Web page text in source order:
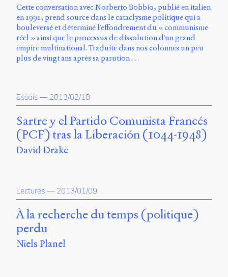
0.1
(2020/03)
Typographies
Jannon
de
Foundry
et
Muli
de
Vernon
Adams.
été
par
Julie
Blanc,
Maxime
Cette conversation avec Norberto Bobbio, publié en italien
en 1991, prend source dans le cataclysme politique qui a
bouleversé et déterminé l'effondrement du « communisme
réel » ainsi que le processus de dissolution d'un grand
empire multinational. Traduite dans nos colonnes un peu
plus de vingt ans après sa parution …
Essais — 2013/02/18
Sartre y el Partido Comunista Francés
(PCF) tras la Liberación (1044-1948)
David Drake
Lectures — 2013/01/09
À la recherche du temps (politique)
perdu
Niels Planel